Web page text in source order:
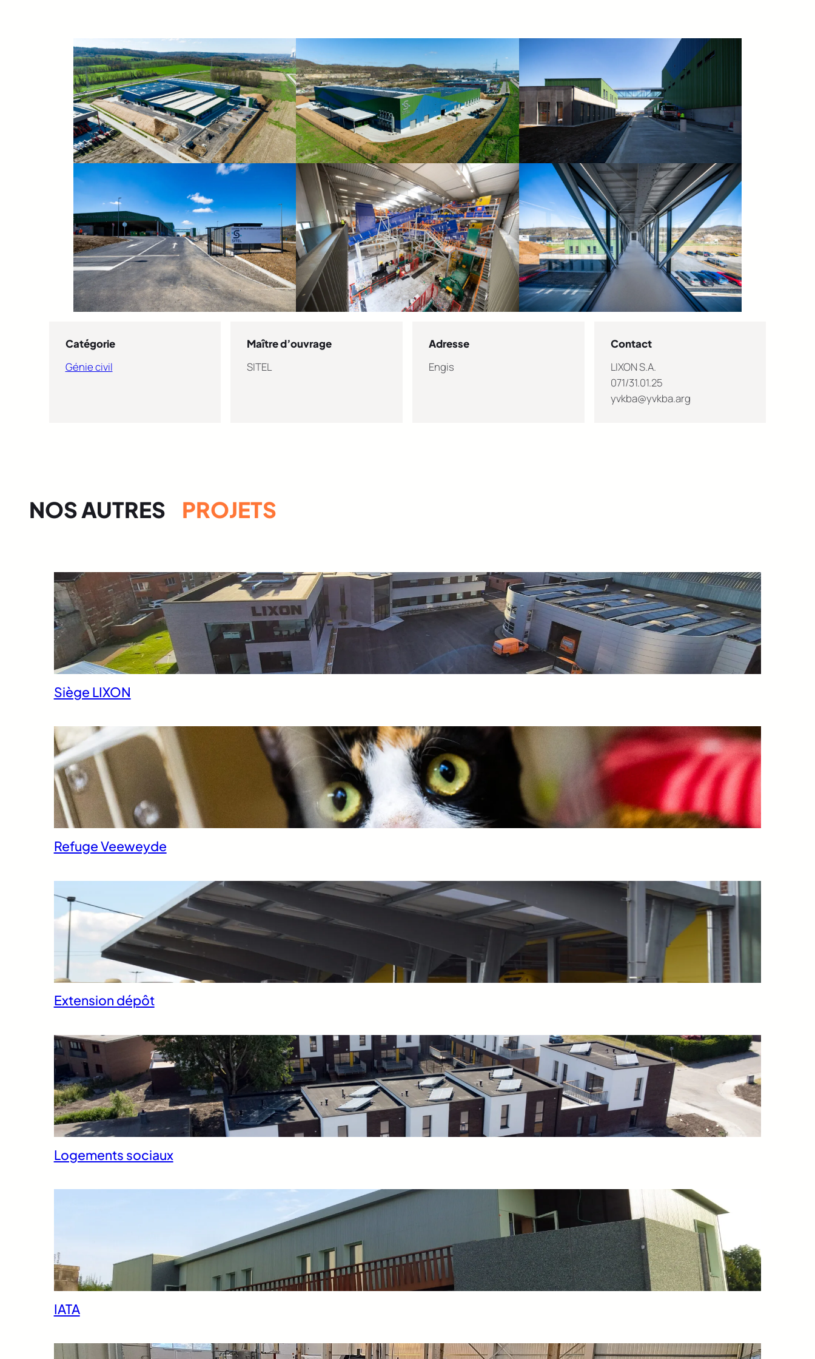
Catégorie
Génie civil
Maître d’ouvrage
SITEL
Adresse
Engis
Contact
LIXON S.A.
071/31.01.25
yvkba@yvkba.arg
NOS AUTRES PROJETS
Siège LIXON
Refuge Veeweyde
Extension dépôt
Logements sociaux
IATA